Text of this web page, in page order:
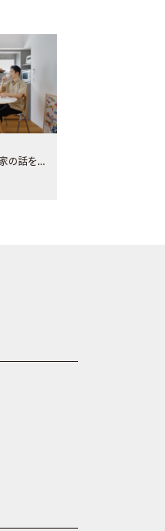
nuアドバイザー早見の家の話を、全4話でお届け。リノベーションを..